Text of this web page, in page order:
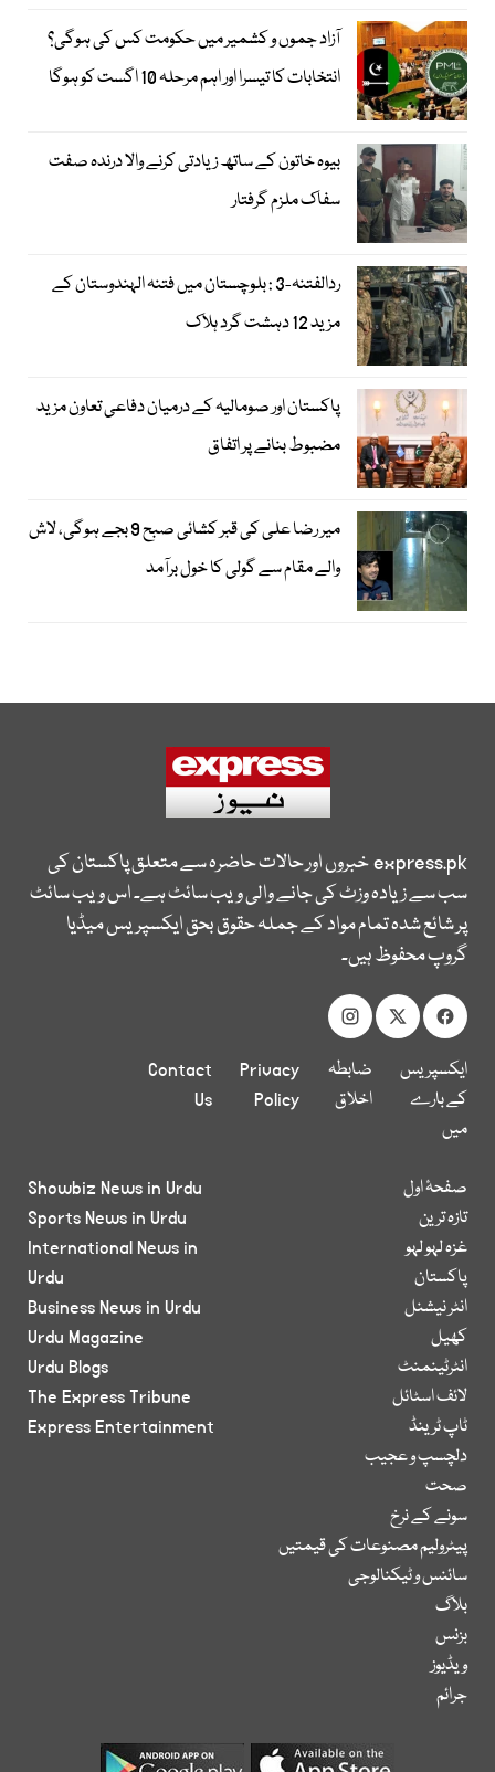
آزاد جموں و کشمیر میں حکومت کس کی ہوگی؟
انتخابات کا تیسرا اور اہم مرحلہ 10 اگست کو ہوگا
بیوہ خاتون کے ساتھ زیادتی کرنے والا درندہ صفت
سفاک ملزم گرفتار
ردالفتنہ-3 : بلوچستان میں فتنہ الہندوستان کے
مزید 12 دہشت گرد ہلاک
پاکستان اور صومالیہ کے درمیان دفاعی تعاون مزید
مضبوط بنانے پر اتفاق
میر رضا علی کی قبر کشائی صبح 9 بجے ہوگی، لاش
والے مقام سے گولی کا خول برآمد
express.pkخبروں اور حالات حاضرہ سے متعلق پاکستان کی
سب سے زیادہ وزٹ کی جانے والی ویب سائٹ ہے۔ اس ویب سائٹ
پر شائع شدہ تمام مواد کے جملہ حقوق بحق ایکسپریس میڈیا
گروپ محفوظ ہیں۔
ایکسپریس
کے بارے
میں
ضابطہ
اخلاق
Privacy
Policy
Contact
Us
صفحۂ اول
تازہ ترین
غزہ لہو لہو
پاکستان
انٹر نیشنل
کھیل
انٹرٹینمنٹ
لائف اسٹائل
ٹاپ ٹرینڈ
دلچسپ و عجیب
صحت
سونے کے نرخ
پیٹرولیم مصنوعات کی قیمتیں
سائنس و ٹیکنالوجی
بلاگ
بزنس
ویڈیوز
جرائم
Showbiz News in Urdu
Sports News in Urdu
International News in
Urdu
Business News in Urdu
Urdu Magazine
Urdu Blogs
The Express Tribune
Express Entertainment